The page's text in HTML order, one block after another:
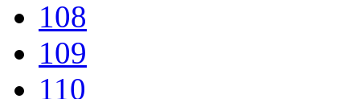
108
109
110